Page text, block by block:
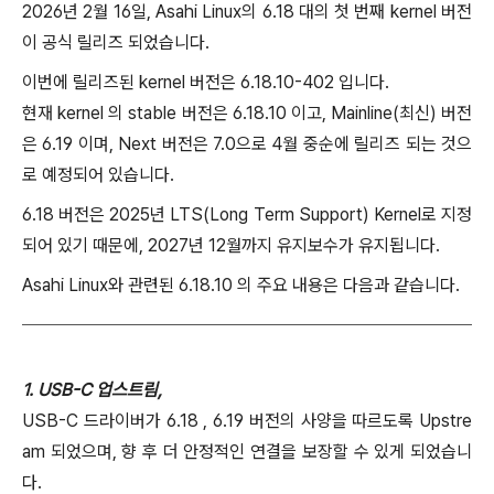
2026년 2월 16일, Asahi Linux의 6.18 대의 첫 번째 kernel 버전
이 공식 릴리즈 되었습니다.
이번에 릴리즈된 kernel 버전은 6.18.10-402 입니다.
현재 kernel 의 stable 버전은 6.18.10 이고, Mainline(최신) 버전
은 6.19 이며, Next 버전은 7.0으로 4월 중순에 릴리즈 되는 것으
로 예정되어 있습니다.
6.18 버전은 2025년 LTS(Long Term Support) Kernel로 지정
되어 있기 때문에, 2027년 12월까지 유지보수가 유지됩니다.
Asahi Linux와 관련된 6.18.10 의 주요 내용은 다음과 같습니다.
1. USB-C 업스트림,
USB-C 드라이버가 6.18 , 6.19 버전의 사양을 따르도록 Upstre
am 되었으며, 향 후 더 안정적인 연결을 보장할 수 있게 되었습니
다.